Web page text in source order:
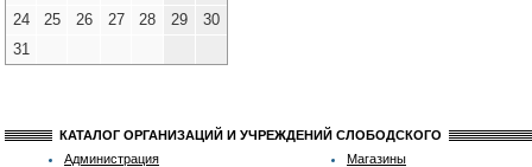
24
25 26 27 28 29
30
31
КАТАЛОГ ОРГАНИЗАЦИЙ И УЧРЕЖДЕНИЙ СЛОБОДСКОГО
Администрация
Магазины